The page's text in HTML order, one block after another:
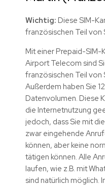
Wichtig: Diese SIM-
französischen Teil von
Mit einer Prepaid-SIM-
Airport Telecom sind
französischen Teil von
Außerdem haben Sie
Datenvolumen. Diese
die Internetnutzung
jedoch, dass Sie mit
zwar eingehende
können, aber keine
tätigen können. Alle
laufen, wie z.B. mit
sind natürlich möglich.